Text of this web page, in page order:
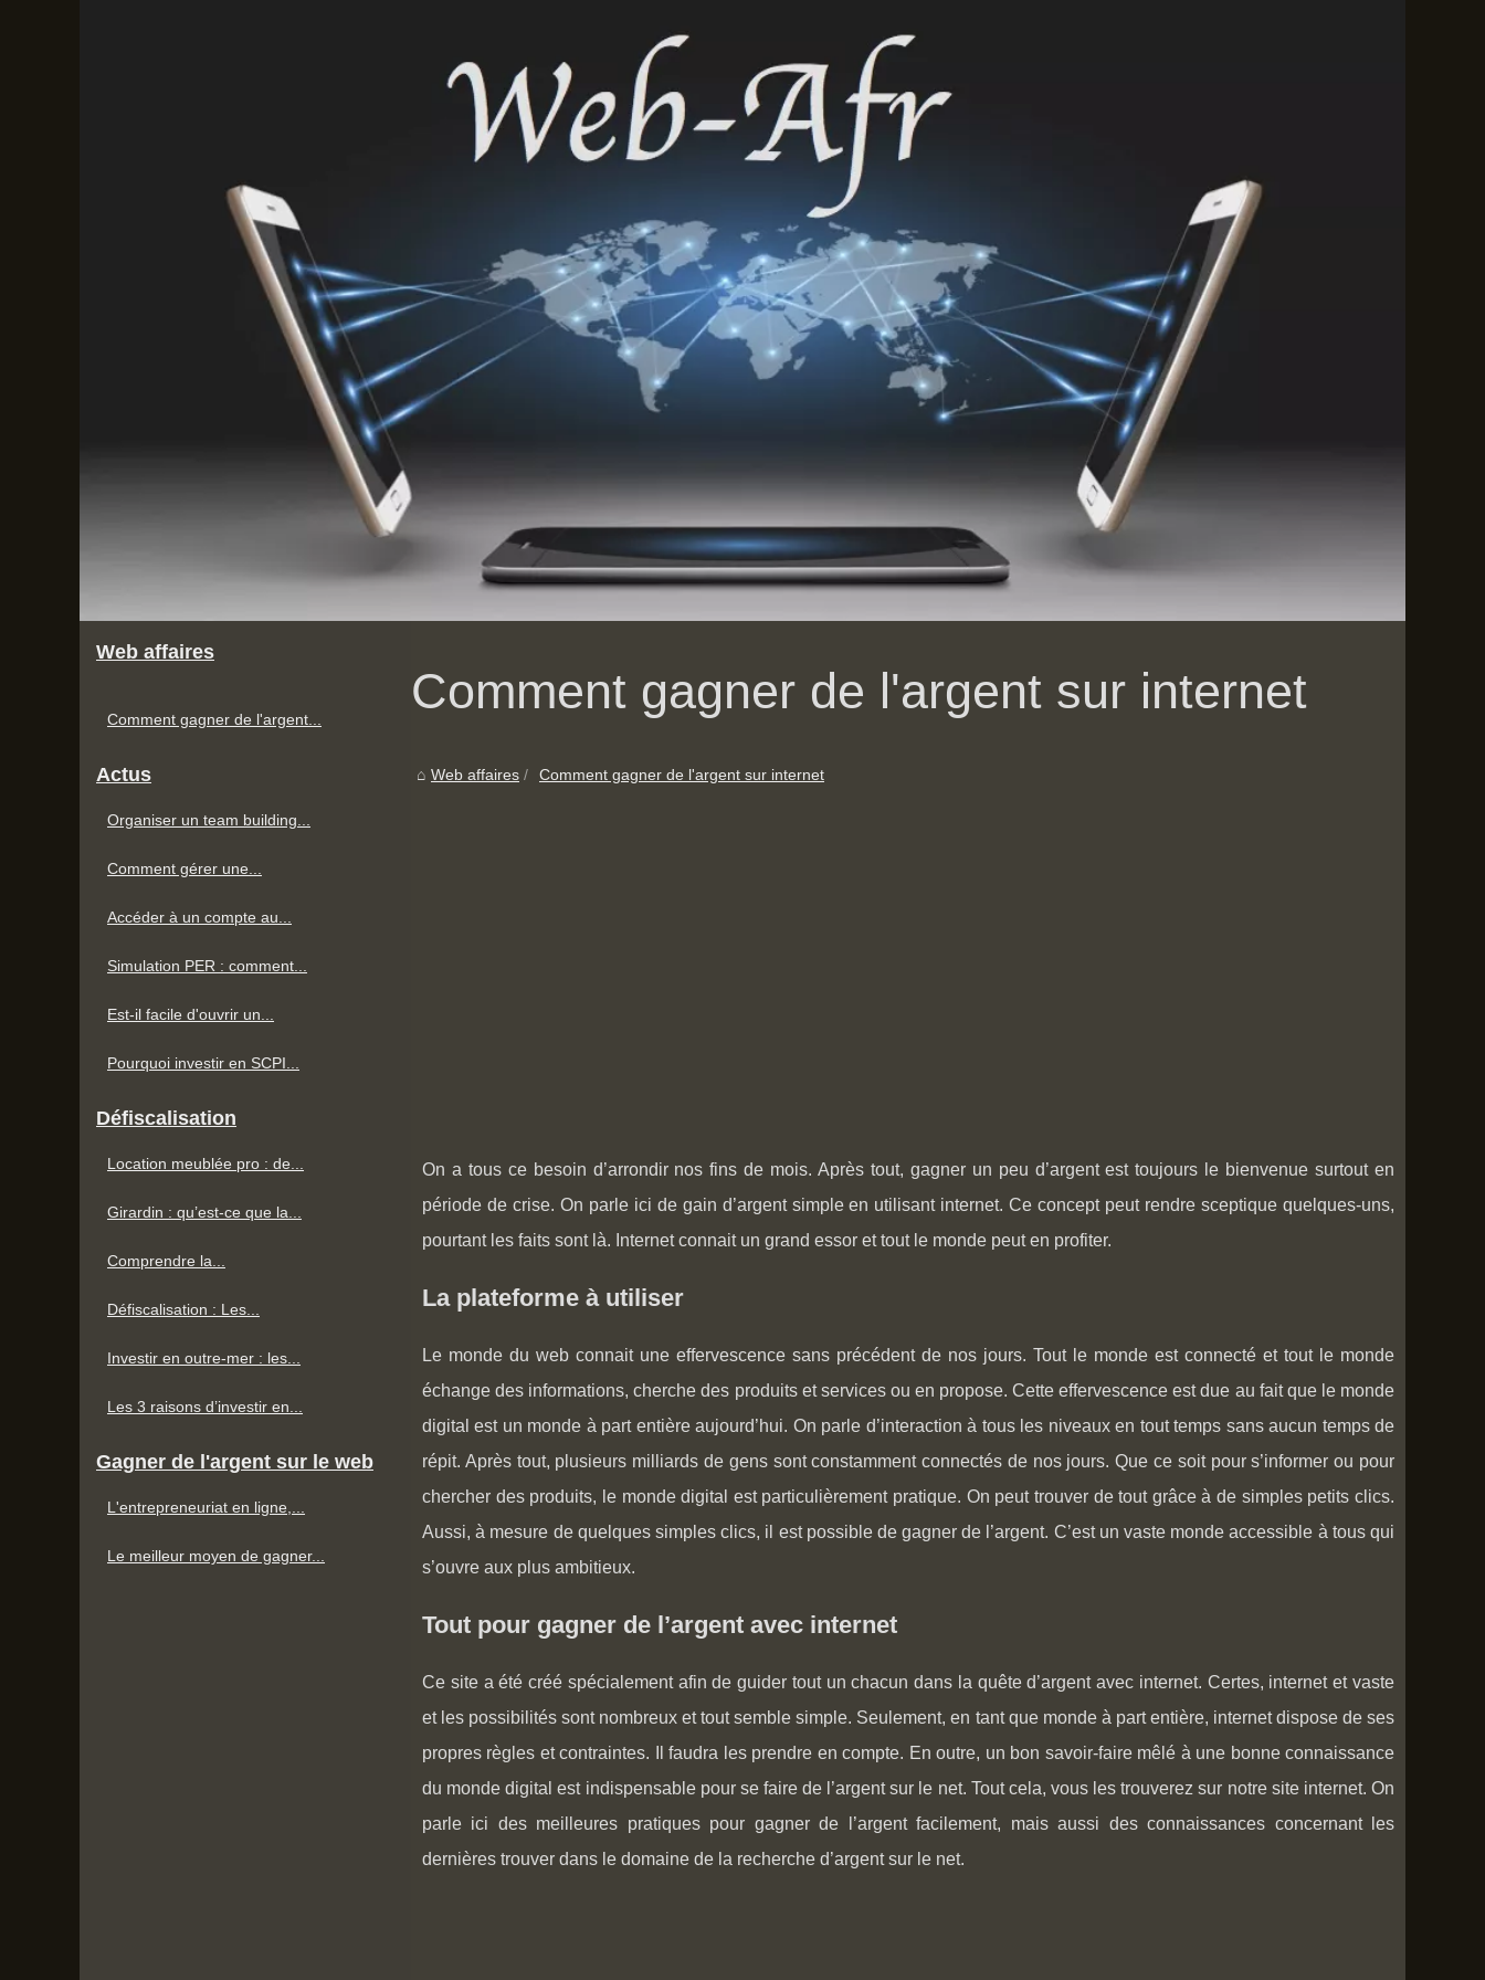
Comment gagner de l'argent sur internet
Web affaires Comment gagner de l'argent sur internet
On a tous ce besoin d’arrondir nos fins de mois. Après tout, gagner un peu d’argent est toujours le bienvenue surtout en
période de crise. On parle ici de gain d’argent simple en utilisant internet. Ce concept peut rendre sceptique quelques-uns,
pourtant les faits sont là. Internet connait un grand essor et tout le monde peut en profiter.
La plateforme à utiliser
Le monde du web connait une effervescence sans précédent de nos jours. Tout le monde est connecté et tout le monde
échange des informations, cherche des produits et services ou en propose. Cette effervescence est due au fait que le monde
digital est un monde à part entière aujourd’hui. On parle d’interaction à tous les niveaux en tout temps sans aucun temps de
répit. Après tout, plusieurs milliards de gens sont constamment connectés de nos jours. Que ce soit pour s’informer ou pour
chercher des produits, le monde digital est particulièrement pratique. On peut trouver de tout grâce à de simples petits clics.
Aussi, à mesure de quelques simples clics, il est possible de gagner de l’argent. C’est un vaste monde accessible à tous qui
s’ouvre aux plus ambitieux.
Tout pour gagner de l’argent avec internet
Ce site a été créé spécialement afin de guider tout un chacun dans la quête d’argent avec internet. Certes, internet et vaste
et les possibilités sont nombreux et tout semble simple. Seulement, en tant que monde à part entière, internet dispose de ses
propres règles et contraintes. Il faudra les prendre en compte. En outre, un bon savoir-faire mêlé à une bonne connaissance
du monde digital est indispensable pour se faire de l’argent sur le net. Tout cela, vous les trouverez sur notre site internet. On
parle ici des meilleures pratiques pour gagner de l’argent facilement, mais aussi des connaissances concernant les
dernières trouver dans le domaine de la recherche d’argent sur le net.
Web affaires
Comment gagner de l'argent...
Actus
Organiser un team building...
Comment gérer une...
Accéder à un compte au...
Simulation PER : comment...
Est-il facile d'ouvrir un...
Pourquoi investir en SCPI...
Défiscalisation
Location meublée pro : de...
Girardin : qu’est-ce que la...
Comprendre la...
Défiscalisation : Les...
Investir en outre-mer : les...
Les 3 raisons d’investir en...
Gagner de l'argent sur le web
L'entrepreneuriat en ligne,...
Le meilleur moyen de gagner...